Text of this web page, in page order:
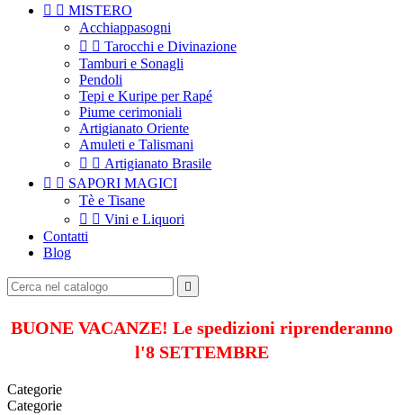
  MISTERO
Acchiappasogni
  Tarocchi e Divinazione
Tamburi e Sonagli
Pendoli
Tepi e Kuripe per Rapé
Piume cerimoniali
Artigianato Oriente
Amuleti e Talismani
  Artigianato Brasile
  SAPORI MAGICI
Tè e Tisane
  Vini e Liquori
Contatti
Blog

BUONE VACANZE! Le spedizioni riprenderanno
l'8 SETTEMBRE
Categorie
Categorie